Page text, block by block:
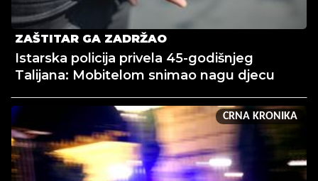
ZAŠTITAR GA ZADRŽAO
Istarska policija privela 45-godišnjeg
Talijana: Mobitelom snimao nagu djecu
CRNA KRONIKA